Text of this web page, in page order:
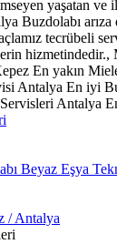
yaşatan ve
Buzdolabı arıza
tecrübeli
hizmetindedir.,
En yakın
Antalya En iyi
Antalya
Beyaz Eşya
/ Antalya